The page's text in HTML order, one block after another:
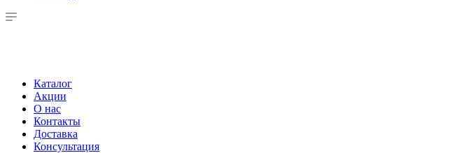
Каталог
Акции
О нас
Контакты
Доставка
Консультация